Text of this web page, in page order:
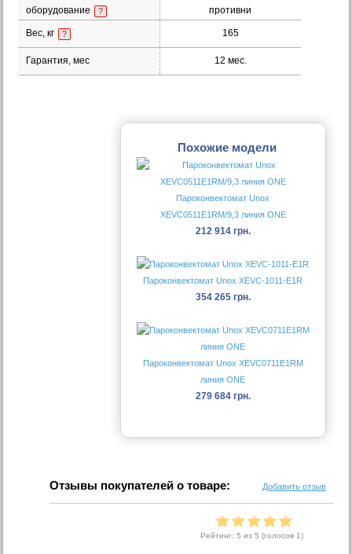
оборудование
?
противни
Вес, кг ? 165
Гарантия, мес 12 мес.
Похожие модели
Пароконвектомат Unox
XEVC0511E1RM/9,3 линия ONE
212 914 грн.
Пароконвектомат Unox XEVC-1011-E1R
354 265 грн.
Пароконвектомат Unox XEVC0711E1RM
линия ONE
279 684 грн.
Отзывы покупателей о товаре: Добавить отзыв
Рейтинг: 5 из 5 (голосов 1)